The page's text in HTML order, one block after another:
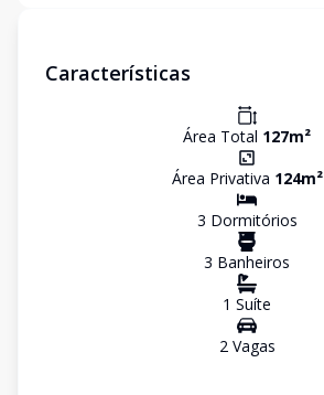
Características
Área Total 127m²
Área Privativa 124m²
3 Dormitórios
3 Banheiros
1 Suíte
2Vagas